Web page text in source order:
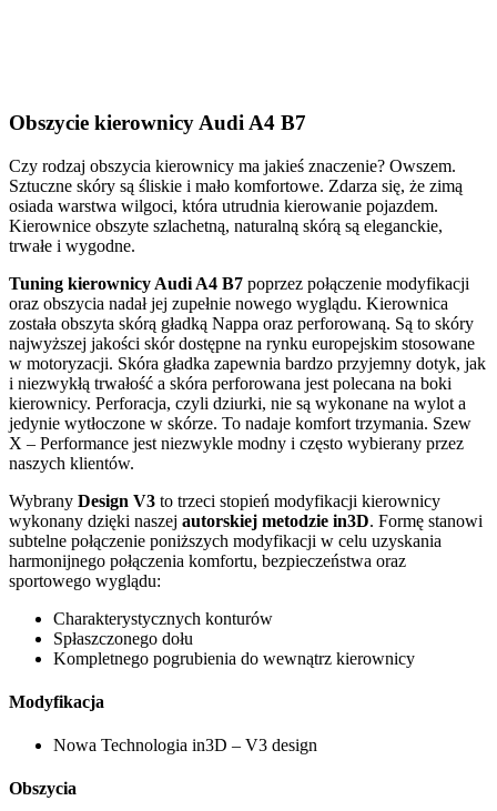
Obszycie kierownicy Audi A4 B7
Czy rodzaj obszycia kierownicy ma jakieś znaczenie? Owszem.
Sztuczne skóry są śliskie i mało komfortowe. Zdarza się, że zimą
osiada warstwa wilgoci, która utrudnia kierowanie pojazdem.
Kierownice obszyte szlachetną, naturalną skórą są eleganckie,
trwałe i wygodne.
Tuning kierownicy Audi A4 B7 poprzez połączenie modyfikacji
oraz obszycia nadał jej zupełnie nowego wyglądu. Kierownica
została obszyta skórą gładką Nappa oraz perforowaną. Są to skóry
najwyższej jakości skór dostępne na rynku europejskim stosowane
w motoryzacji. Skóra gładka zapewnia bardzo przyjemny dotyk, jak
i niezwykłą trwałość a skóra perforowana jest polecana na boki
kierownicy. Perforacja, czyli dziurki, nie są wykonane na wylot a
jedynie wytłoczone w skórze. To nadaje komfort trzymania. Szew
X – Performance jest niezwykle modny i często wybierany przez
naszych klientów.
Wybrany Design V3 to trzeci stopień modyfikacji kierownicy
wykonany dzięki naszej autorskiej metodzie in3D. Formę stanowi
subtelne połączenie poniższych modyfikacji w celu uzyskania
harmonijnego połączenia komfortu, bezpieczeństwa oraz
sportowego wyglądu:
Charakterystycznych konturów
Spłaszczonego dołu
Kompletnego pogrubienia do wewnątrz kierownicy
Modyfikacja
Nowa Technologia in3D – V3 design
Obszycia